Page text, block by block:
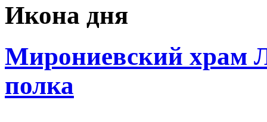
Икона дня
Мирониевский храм
полка